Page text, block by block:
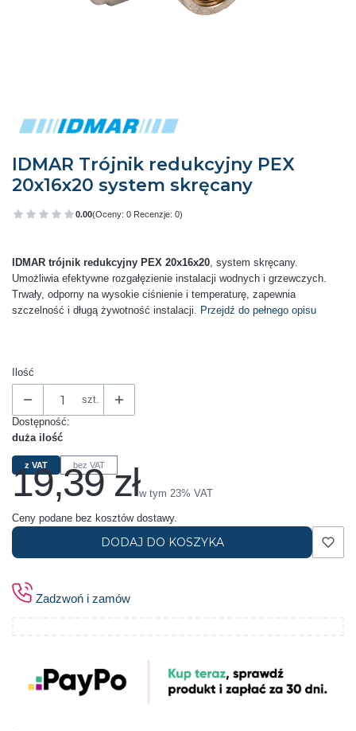
IDMAR Trójnik redukcyjny PEX
20x16x20 system skręcany
0.00(Oceny: 0 Recenzje: 0)
Przejdź do sekcji Opinie
IDMAR trójnik redukcyjny PEX 20x16x20, system skręcany.
Umożliwia efektywne rozgałęzienie instalacji wodnych i grzewczych.
Trwały, odporny na wysokie ciśnienie i temperaturę, zapewnia
szczelność i długą żywotność instalacji. Przejdź do pełnego opisu
Ilość
szt.
Dostępność:
duża ilość
z VAT bez VAT
Cena
19,39 złw tym 23% VAT
w tym 23% VAT
Ceny podane bez kosztów dostawy.
DODAJ DO KOSZYKA
Zadzwoń i zamów